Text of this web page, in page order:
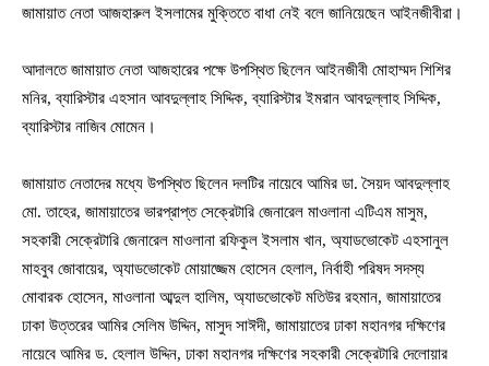
জামায়াত নেতা আজহারুল ইসলামের মুক্তিতে বাধা নেই বলে জানিয়েছেন আইনজীবীরা।
আদালতে জামায়াত নেতা আজহারের পক্ষে উপস্থিত ছিলেন আইনজীবী মোহাম্মদ শিশির
মনির, ব্যারিস্টার এহসান আবদুল্লাহ সিদ্দিক, ব্যারিস্টার ইমরান আবদুল্লাহ সিদ্দিক,
ব্যারিস্টার নাজিব মোমেন।
জামায়াত নেতাদের মধ্যে উপস্থিত ছিলেন দলটির নায়েবে আমির ডা. সৈয়দ আবদুল্লাহ
মো. তাহের, জামায়াতের ভারপ্রাপ্ত সেক্রেটারি জেনারেল মাওলানা এটিএম মাসুম,
সহকারী সেক্রেটারি জেনারেল মাওলানা রফিকুল ইসলাম খান, অ্যাডভোকেট এহসানুল
মাহবুব জোবায়ের, অ্যাডভোকেট মোয়াজ্জেম হোসেন হেলাল, নির্বাহী পরিষদ সদস্য
মোবারক হোসেন, মাওলানা আব্দুল হালিম, অ্যাডভোকেট মতিউর রহমান, জামায়াতের
ঢাকা উত্তরের আমির সেলিম উদ্দিন, মাসুদ সাঈদী, জামায়াতের ঢাকা মহানগর দক্ষিণের
নায়েবে আমির ড. হেলাল উদ্দিন, ঢাকা মহানগর দক্ষিণের সহকারী সেক্রেটারি দেলোয়ার